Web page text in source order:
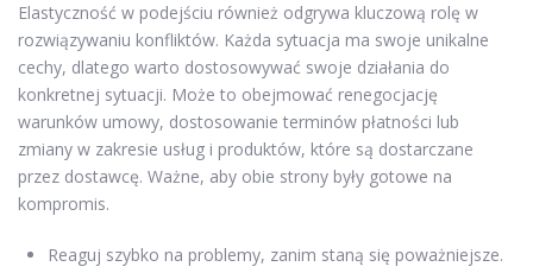
Elastyczność w podejściu również odgrywa kluczową rolę w
rozwiązywaniu konfliktów. Każda sytuacja ma swoje unikalne
cechy, dlatego warto dostosowywać swoje działania do
konkretnej sytuacji. Może to obejmować renegocjację
warunków umowy, dostosowanie terminów płatności lub
zmiany w zakresie usług i produktów, które są dostarczane
przez dostawcę. Ważne, aby obie strony były gotowe na
kompromis.
Reaguj szybko na problemy, zanim staną się poważniejsze.